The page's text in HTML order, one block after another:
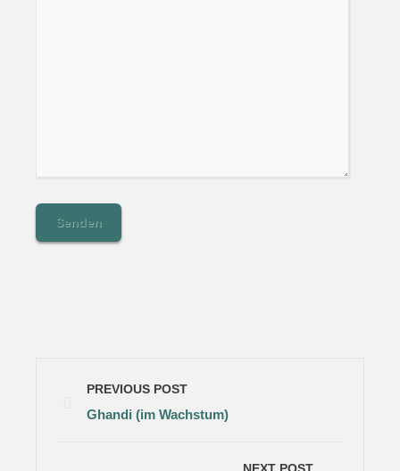
PREVIOUS POST
Ghandi (im Wachstum)
NEXT POST